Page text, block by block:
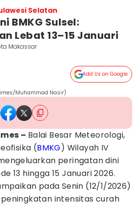
Selatan
BMKG Sulsel:
Lebat 13–15 Januari
Makassar
Add Us on Google
Muhammad Nasir)
– Balai Besar Meteorologi,
(BMKG) Wilayah IV
peringatan dini
13 hingga 15 Januari 2026.
pada Senin (12/1/2026)
intensitas curah